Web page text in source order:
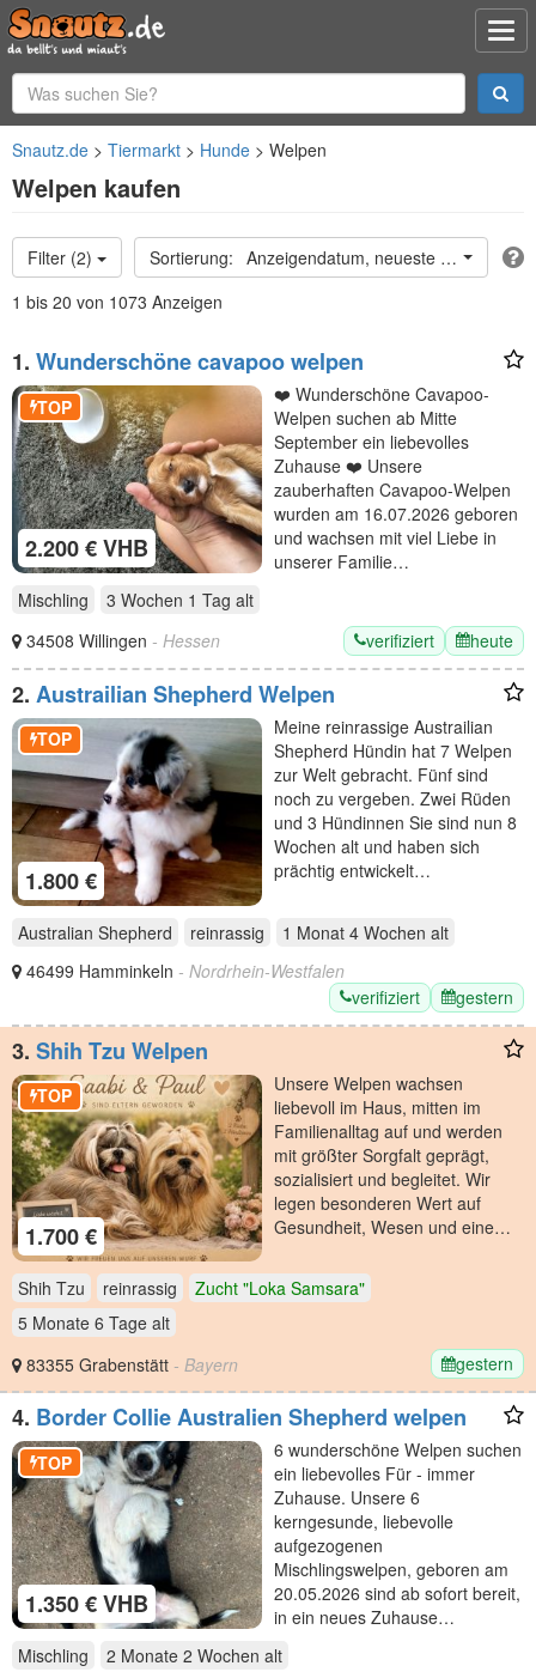
Snautz.de Tiermarkt Hunde Welpen
Welpen kaufen
Filter (2)
Anzeigendatum, neueste oben
1 bis 20 von 1073 Anzeigen
1. Wunderschöne cavapoo welpen
2.200 € VHB
TOP
❤️ Wunderschöne Cavapoo-
Welpen suchen ab Mitte
September ein liebevolles
Zuhause ❤️ Unsere
zauberhaften Cavapoo-Welpen
wurden am 16.07.2026 geboren
und wachsen mit viel Liebe in
unserer Familie…
Mischling
3 Wochen 1 Tag alt
34508 Willingen - Hessen verifiziert heute
2. Austrailian Shepherd Welpen
1.800 €
TOP
Meine reinrassige Austrailian
Shepherd Hündin hat 7 Welpen
zur Welt gebracht. Fünf sind
noch zu vergeben. Zwei Rüden
und 3 Hündinnen Sie sind nun 8
Wochen alt und haben sich
prächtig entwickelt…
Australian Shepherd reinrassig 1 Monat 4 Wochen alt
46499 Hamminkeln - Nordrhein-Westfalen
verifiziert
gestern
3. Shih Tzu Welpen
1.700 €
TOP
Unsere Welpen wachsen
liebevoll im Haus, mitten im
Familienalltag auf und werden
mit größter Sorgfalt geprägt,
sozialisiert und begleitet. Wir
legen besonderen Wert auf
Gesundheit, Wesen und eine…
Shih Tzu reinrassig
Zucht "Loka Samsara"
5 Monate 6 Tage alt
83355 Grabenstätt - Bayern gestern
4. Border Collie Australien Shepherd welpen
1.350 € VHB
TOP
6 wunderschöne Welpen suchen
ein liebevolles Für - immer
Zuhause. Unsere 6
kerngesunde, liebevolle
aufgezogenen
Mischlingswelpen, geboren am
20.05.2026 sind ab sofort bereit,
in ein neues Zuhause…
Mischling
2 Monate 2 Wochen alt